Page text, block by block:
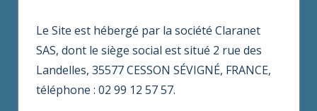
Le Site est hébergé par la société Claranet
SAS, dont le siège social est situé 2 rue des
Landelles, 35577 CESSON SÉVIGNÉ, FRANCE,
téléphone : 02 99 12 57 57.